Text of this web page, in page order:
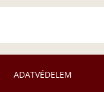
ADATVÉDELEM